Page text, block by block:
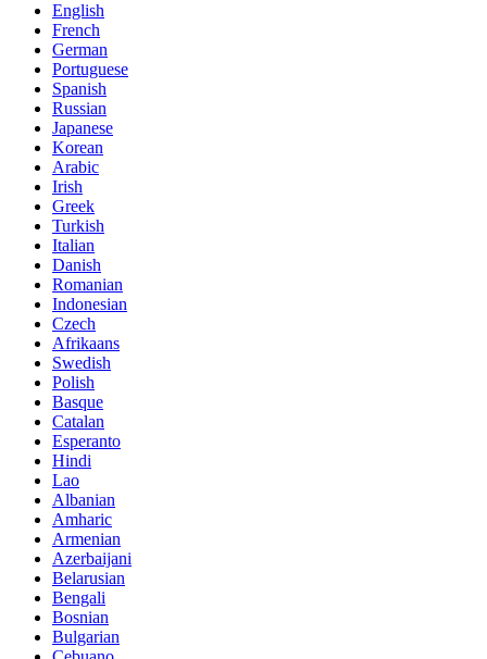
English
French
German
Portuguese
Spanish
Russian
Japanese
Korean
Arabic
Irish
Greek
Turkish
Italian
Danish
Romanian
Indonesian
Czech
Afrikaans
Swedish
Polish
Basque
Catalan
Esperanto
Hindi
Lao
Albanian
Amharic
Armenian
Azerbaijani
Belarusian
Bengali
Bosnian
Bulgarian